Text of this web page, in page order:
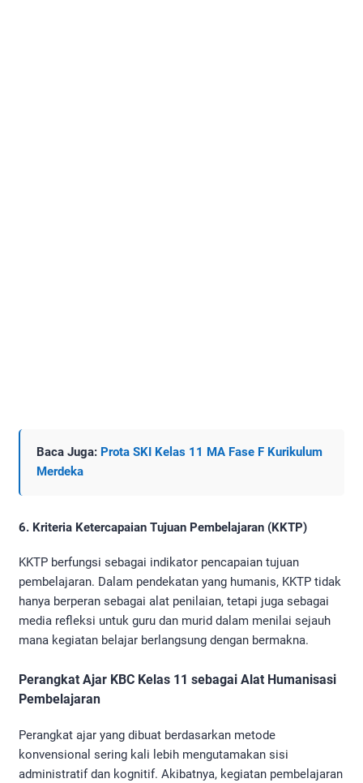
Baca Juga: Prota SKI Kelas 11 MA Fase F Kurikulum
Merdeka
6. Kriteria Ketercapaian Tujuan Pembelajaran (KKTP)
KKTP berfungsi sebagai indikator pencapaian tujuan
pembelajaran. Dalam pendekatan yang humanis, KKTP tidak
hanya berperan sebagai alat penilaian, tetapi juga sebagai
media refleksi untuk guru dan murid dalam menilai sejauh
mana kegiatan belajar berlangsung dengan bermakna.
Perangkat Ajar KBC Kelas 11 sebagai Alat Humanisasi
Pembelajaran
Perangkat ajar yang dibuat berdasarkan metode
konvensional sering kali lebih mengutamakan sisi
administratif dan kognitif. Akibatnya, kegiatan pembelajaran